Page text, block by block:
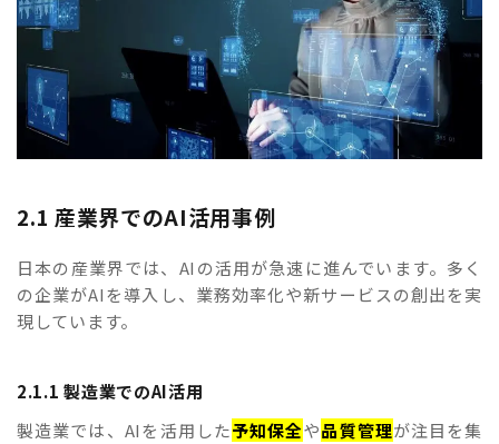
2.1 産業界でのAI活用事例
日本の産業界では、AIの活用が急速に進んでいます。多く
の企業がAIを導入し、業務効率化や新サービスの創出を実
現しています。
2.1.1 製造業でのAI活用
製造業では、AIを活用した予知保全や品質管理が注目を集